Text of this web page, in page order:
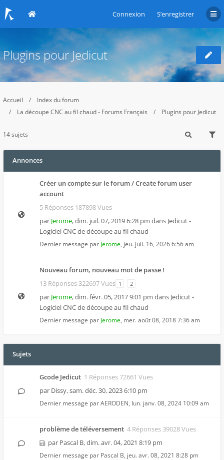
Connexion S’enregistrer
Plugins pour Jedicut
Accueil
Index du forum
La découpe CNC au fil chaud - Forums Français
Plugins pour Jedicut
14 sujets
Annonces
Créer un compte sur le forum / Create forum user
account
5 Réponses 187898 Vues
par Jerome,dim. juil. 07, 2019 6:28 pm dans Jedicut -
Logiciel CNC de découpe au fil chaud
Dernier message par Jerome, jeu. juil. 16, 2026 6:56 am
Nouveau forum, nouveau mot de passe !
13 Réponses 322697 Vues 1 2
par Jerome,dim. févr. 05, 2017 9:01 pm dans Jedicut -
Logiciel CNC de découpe au fil chaud
Dernier message par Jerome, mer. août 08, 2018 7:36 am
Sujets
Gcode Jedicut 1 Réponses 72661 Vues
par Dissy,sam. déc. 30, 2023 6:10 pm
Dernier message parAERODEN, lun. janv. 08, 2024 10:09 am
problème de téléversement 4 Réponses 39028 Vues
par Pascal B,dim. avr. 04, 2021 8:19 pm
Dernier message par Pascal B, jeu. avr. 08, 2021 8:28 pm